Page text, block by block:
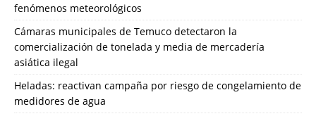
fenómenos meteorológicos
Cámaras municipales de Temuco detectaron la
comercialización de tonelada y media de mercadería
asiática ilegal
Heladas: reactivan campaña por riesgo de congelamiento de
medidores de agua